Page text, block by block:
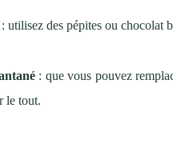
: utilisez des pépites ou chocolat
: que vous pouvez
le tout.